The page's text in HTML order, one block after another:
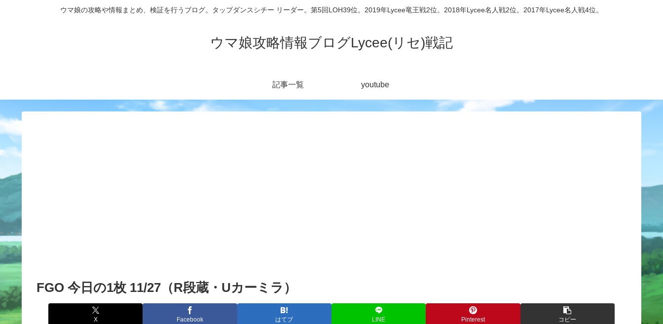
ウマ娘の攻略や情報まとめ、検証を行うブログ。タップダンスシチー リーダー。第5回LOH39位。2019年Lycee竜王戦2位。2018年Lycee名人戦2位。2017年Lycee名人戦4位。
ウマ娘攻略情報ブログLycee(リセ)戦記
記事一覧 youtube
FGO 今日の1枚 11/27（R段蔵・Uカーミラ）
X Facebook はてブ LINE Pinterest コピー